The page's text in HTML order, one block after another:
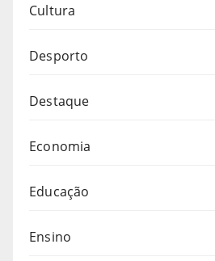
Cultura
Desporto
Destaque
Economia
Educação
Ensino